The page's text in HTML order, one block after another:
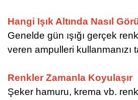
Hangi Işık Altında Nasıl
Genelde gün ışığı gerçek
veren ampulleri kullanmanızı
Renkler Zamanla Koyulaşır
Şeker hamuru, krema vb.